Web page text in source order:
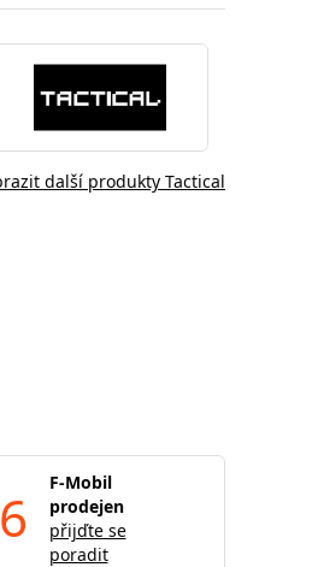
další produkty Tactical
6
F-Mobil
prodejen
přijďte se
poradit